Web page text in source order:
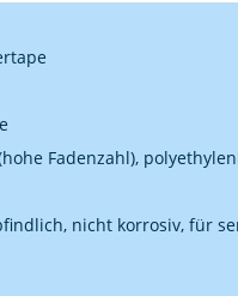
Fadenzahl),
nicht korrosiv, für